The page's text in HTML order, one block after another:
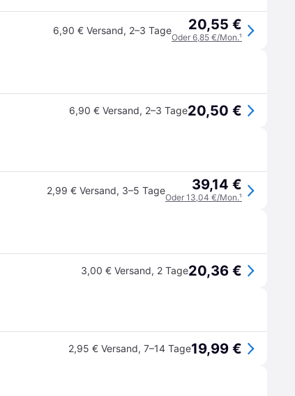
6,90 € Versand, 2–3 Tage 20,55 €
Oder 6,85 €/Mon.¹
6,90 € Versand, 2–3 Tage20,50 €
2,99 € Versand, 3–5 Tage 39,14 €
Oder 13,04 €/Mon.¹
3,00 € Versand, 2 Tage20,36 €
2,95 € Versand, 7–14 Tage19,99 €